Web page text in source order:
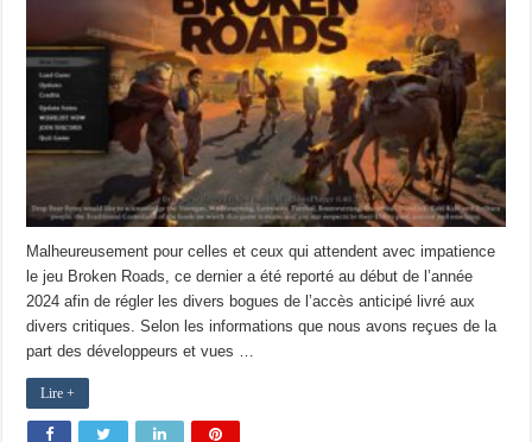
Malheureusement pour celles et ceux qui attendent avec impatience
le jeu Broken Roads, ce dernier a été reporté au début de l’année
2024 afin de régler les divers bogues de l’accès anticipé livré aux
divers critiques. Selon les informations que nous avons reçues de la
part des développeurs et vues …
Lire +